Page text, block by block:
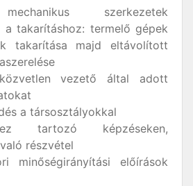
szerkezetek
a takarításhoz: termelő gépek
takarítása majd eltávolított
vezető által adott
a társosztályokkal
tartozó képzéseken,
részvétel
minőségirányítási előírások